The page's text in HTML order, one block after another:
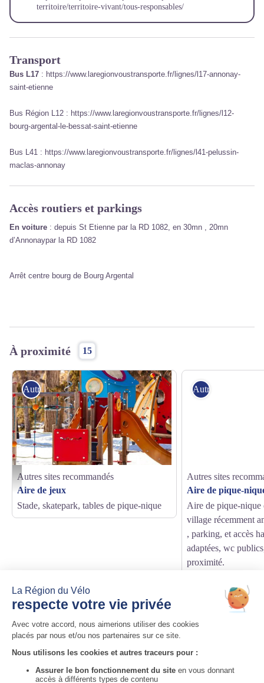
territoire/territoire-vivant/tous-responsables/
Transport
Bus L17 : https://www.laregionvoustransporte.fr/lignes/l17-annonay-
saint-etienne
Bus Région L12 : https://www.laregionvoustransporte.fr/lignes/l12-
bourg-argental-le-bessat-saint-etienne
Bus L41 : https://www.laregionvoustransporte.fr/lignes/l41-pelussin-
maclas-annonay
Accès routiers et parkings
En voiture : depuis St Etienne par la RD 1082, en 30mn , 20mn
d’Annonaypar la RD 1082
Arrêt centre bourg de Bourg Argental
À proximité 15
pexels
Autres sites recommandés
Autres sites recommandés
Aire de jeux
Stade, skatepark, tables de pique-nique
Autres sites
Autres sites
Aire de pique-
Aire de pique-nique
village récemment
, parking, et accès
adaptées, wc
proximité.